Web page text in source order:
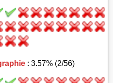
: 3.57% (2/56)